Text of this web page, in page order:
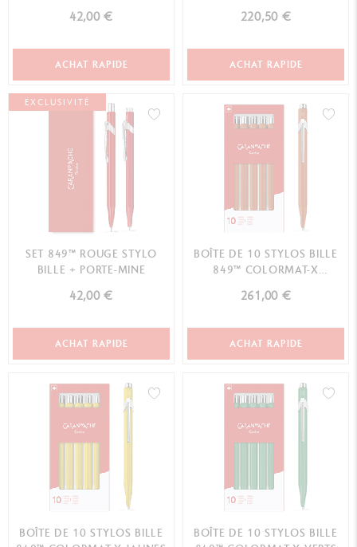
42,00 €
ACHAT RAPIDE
220,50 €
ACHAT RAPIDE
EXCLUSIVITÉ
SET 849™ ROUGE STYLO
BILLE + PORTE-MINE
42,00 €
ACHAT RAPIDE
BOÎTE DE 10 STYLOS BILLE
849™ COLORMAT-X
261,00 €
ACHAT RAPIDE
BOÎTE DE 10 STYLOS BILLE
BOÎTE DE 10 STYLOS BILLE